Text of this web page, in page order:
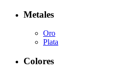
Metales
Oro
Plata
Colores